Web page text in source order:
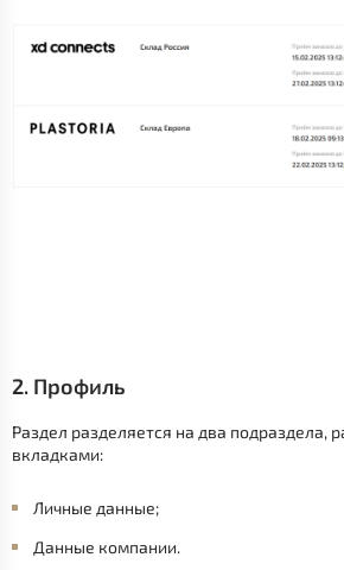
2. Профиль
Раздел разделяется на два подраздела,
вкладками:
Личные данные;
Данные компании.